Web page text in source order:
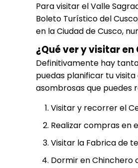
Para visitar el Valle
Boleto Turístico del
en la Ciudad de Cusco,
¿Qué ver y visitar en
Definitivamente hay
puedas planificar tu
asombrosas que puedes
Visitar y recorrer el
Realizar compras en
Visitar la Fabrica de
Dormir en Chinchero